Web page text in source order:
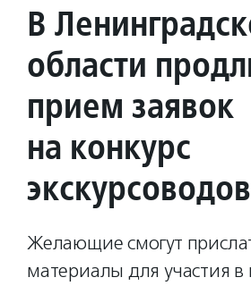
В
области
прием заявок
на конкурс
экскурсоводов
Желающие смогут
материалы для участия в